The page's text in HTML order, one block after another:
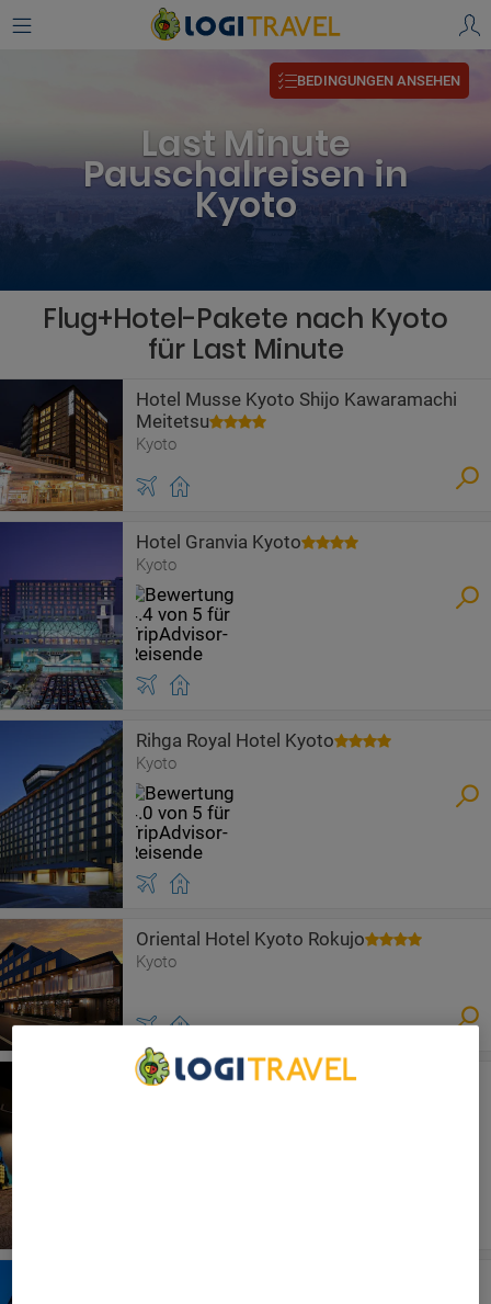
Last Minute
Pauschalreisen in
Kyoto
BEDINGUNGEN ANSEHEN
Flug+Hotel-Pakete nach Kyoto
für Last Minute
Hotel Musse Kyoto Shijo Kawaramachi
Meitetsu
Kyoto
Hotel Granvia Kyoto
Kyoto
Rihga Royal Hotel Kyoto
Kyoto
Oriental Hotel Kyoto Rokujo
Kyoto
En Hotel Kyoto